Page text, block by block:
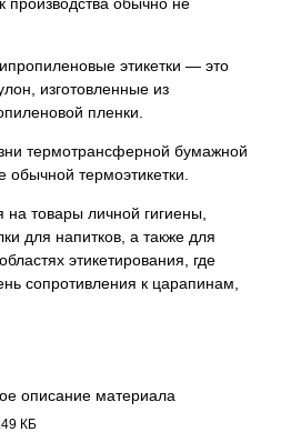
этикетки — это
изготовленные из
пленки.
термотрансферной бумажной
обычной термоэтикетки.
товары личной гигиены,
для напитков, а также для
этикетирования, где
сопротивления к царапинам,
описание материала
4117.pdf
КБ